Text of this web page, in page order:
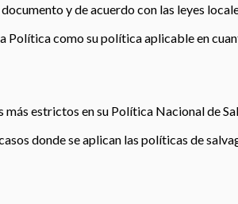
y de acuerdo con las leyes
Política como su política aplicable en
estrictos en su Política Nacional de
donde se aplican las políticas de